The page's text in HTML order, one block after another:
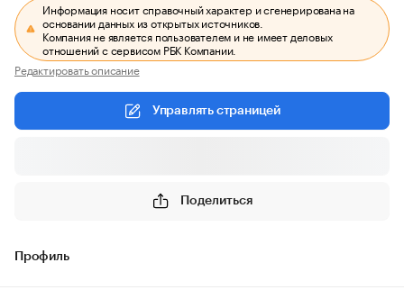
Информация носит справочный характер и сгенерирована на
основании данных из открытых источников.
Компания не является пользователем и не имеет деловых
отношений с сервисом РБК Компании.
Редактировать описание
Управлять страницей
Поделиться
Профиль